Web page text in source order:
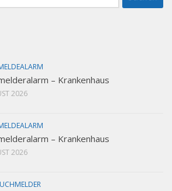
– Krankenhaus
2026
– Krankenhaus
2026